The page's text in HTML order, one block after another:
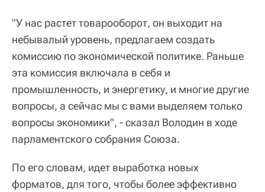
"У нас растет товарооборот, он выходит на
небывалый уровень, предлагаем создать
комиссию по экономической политике. Раньше
эта комиссия включала в себя и
промышленность, и энергетику, и многие другие
вопросы, а сейчас мы с вами выделяем только
вопросы экономики", - сказал Володин в ходе
парламентского собрания Союза.
По его словам, идет выработка новых
форматов, для того, чтобы более эффективно